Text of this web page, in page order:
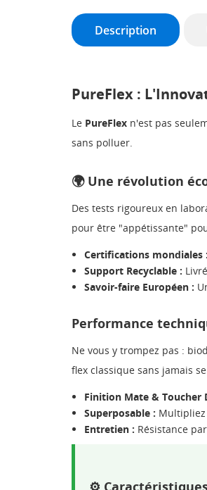
Description
PureFlex :
Le PureFlex n'est pas
sans polluer.
🌍 Une révolution
Des tests rigoureux en
pour être "appétissante"
Certifications mondiales :
Support Recyclable :
Savoir-faire Européen :
Performance
Ne vous y trompez pas :
flex classique sans jamais
Finition Mate & Toucher
Superposable : Multipliez
Entretien : Résistance
⚙️